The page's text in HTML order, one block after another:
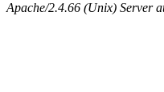
Apache/2.4.66 (Unix) Server